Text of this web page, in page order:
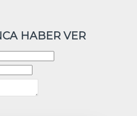
HABER VER